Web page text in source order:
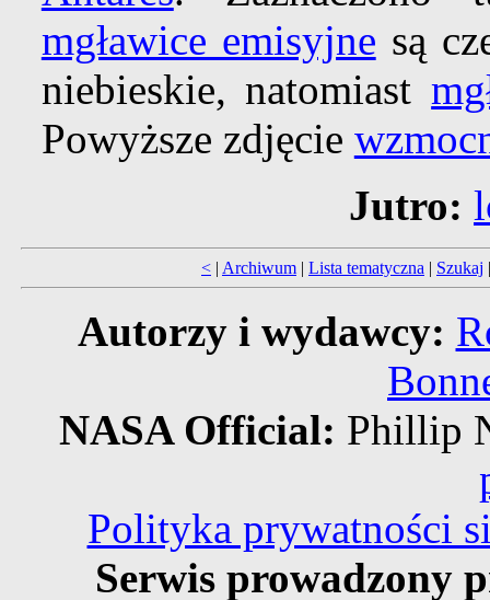
mgławice emisyjne są
niebieskie, natomiast
Powyższe zdjęcie
Jutro:
< | Archiwum | Lista tematyczna | Szukaj
Autorzy i wydawcy:
NASA Official: Phillip
Polityka prywatności
Serwis prowadzony